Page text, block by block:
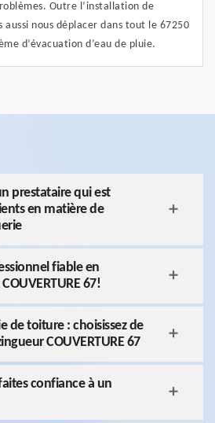
Outre l’installation de
nous déplacer dans tout le 67250
d’évacuation d’eau de pluie.
prestataire qui est
en matière de
fiable en
67!
de toiture : choisissez de
COUVERTURE 67
confiance à un